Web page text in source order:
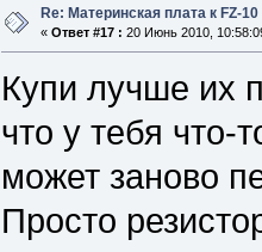
Re: Материнская плата к FZ-10
« Ответ #17 : 20 Июнь 2010,
Купи лучше их
что у тебя что-
может заново
Просто